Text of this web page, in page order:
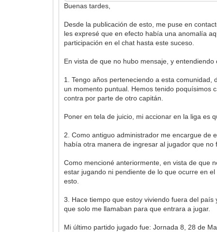
Buenas tardes,
Desde la publicación de esto, me puse en
les expresé que en efecto había una anomalía
participación en el chat hasta este suceso.
En vista de que no hubo mensaje, y
1. Tengo años perteneciendo a esta
un momento puntual. Hemos tenido poquísimos
contra por parte de otro capitán.
Poner en tela de juicio, mi accionar en la liga es
2. Como antiguo administrador me encargue de
había otra manera de ingresar al jugador que
Como mencioné anteriormente, en vista de que
estar jugando ni pendiente de lo que ocurre en
esto.
3. Hace tiempo que estoy viviendo fuera del
que solo me llamaban para que entrara a jugar.
Mi último partido jugado fue: Jornada 8, 28 de